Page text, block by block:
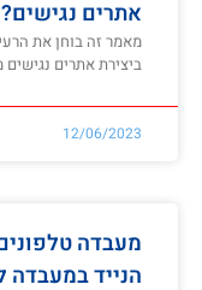
אתרים נגישים?
מאמר זה בוחן את
ביצירת אתרים
12/06/2023
מעבדה
הנייד במעבדה